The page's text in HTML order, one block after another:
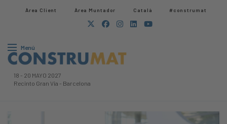
Àrea Client Àrea Muntador​ Català #construmat
Menú
18 - 20 MAYO 2027
Recinto Gran Via - Barcelona